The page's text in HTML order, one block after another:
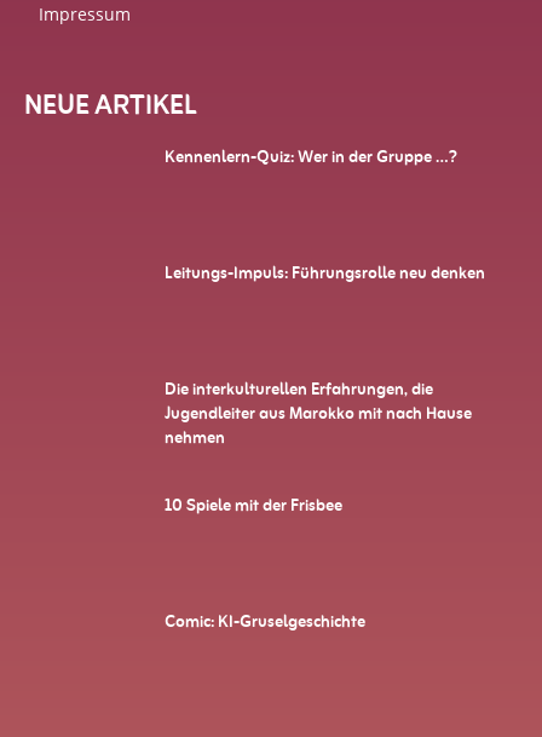
Impressum
NEUE ARTIKEL
Kennenlern-Quiz: Wer in der Gruppe …?
Leitungs-Impuls: Führungsrolle neu denken
Die interkulturellen Erfahrungen, die
Jugendleiter aus Marokko mit nach Hause
nehmen
10 Spiele mit der Frisbee
Comic: KI-Gruselgeschichte